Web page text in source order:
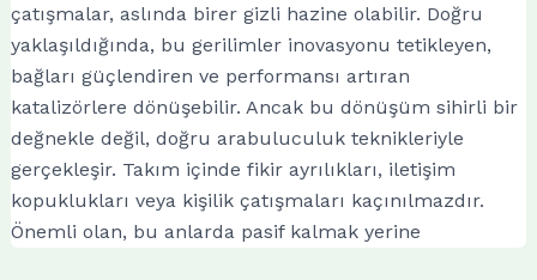
çatışmalar, aslında birer gizli hazine olabilir. Doğru
yaklaşıldığında, bu gerilimler inovasyonu tetikleyen,
bağları güçlendiren ve performansı artıran
katalizörlere dönüşebilir. Ancak bu dönüşüm sihirli bir
değnekle değil, doğru arabuluculuk teknikleriyle
gerçekleşir. Takım içinde fikir ayrılıkları, iletişim
kopuklukları veya kişilik çatışmaları kaçınılmazdır.
Önemli olan, bu anlarda pasif kalmak yerine